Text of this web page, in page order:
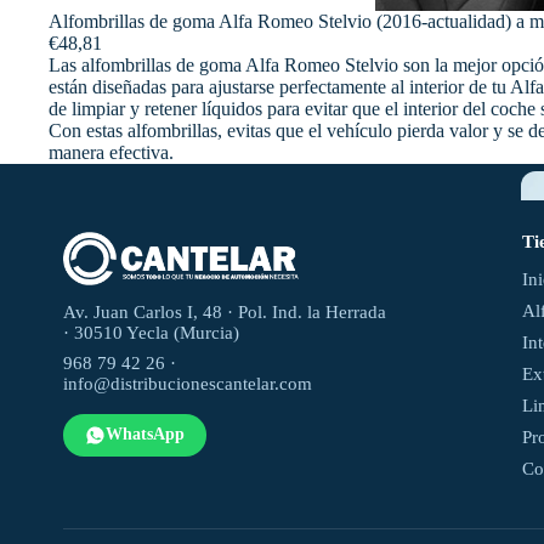
Alfombrillas de goma Alfa Romeo Stelvio (2016-actualidad) a
€48,81
Las alfombrillas de goma Alfa Romeo Stelvio son la mejor
están diseñadas para ajustarse perfectamente al interior de tu
de limpiar y retener líquidos para evitar que el interior del coche
Con estas alfombrillas, evitas que el vehículo pierda valor y se
manera efectiva.
Av. Juan Carlos I, 48 · Pol. Ind. la Herrada
· 30510 Yecla (Murcia)
968 79 42 26 ·
info@distribucionescantelar.com
WhatsApp